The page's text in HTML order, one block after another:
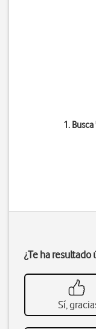
1. Busca
¿Te ha
Sí,